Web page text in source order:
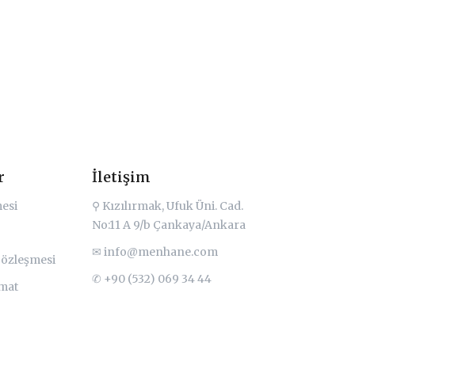
İletişim
⚲ Kızılırmak, Ufuk Üni. Cad.
No:11 A 9/b Çankaya/Ankara
✉ info@menhane.com
✆ +90 (532) 069 34 44